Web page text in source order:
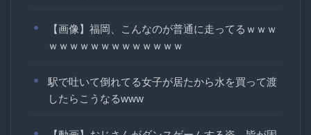
【画像】福岡、こんなのが普通に走ってるｗｗｗ
ｗｗｗｗｗｗｗｗｗｗｗｗｗ
駅で吐いて倒れてる女子が居たから水を買って渡
したらこうなるwww